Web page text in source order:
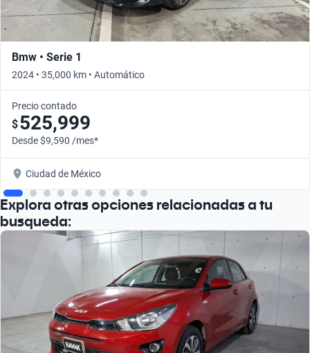
Bmw • Serie 1
2024 • 35,000 km • Automático
Precio contado
$525,999
Desde $9,590 /mes*
Ciudad de México
Explora otras opciones relacionadas a tu
busqueda: